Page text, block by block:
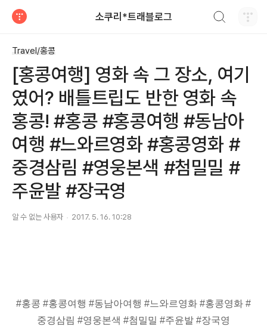
소쿠리*트래블로그
Travel/홍콩
[홍콩여행] 영화 속 그 장소, 여기
였어? 배틀트립도 반한 영화 속
홍콩! #홍콩 #홍콩여행 #동남아
여행 #느와르영화 #홍콩영화 #
중경삼림 #영웅본색 #첨밀밀 #
주윤발 #장국영
알 수 없는 사용자 2017. 5. 16. 10:28
#홍콩 #홍콩여행 #동남아여행 #느와르영화 #홍콩영화 #
중경삼림 #영웅본색 #첨밀밀 #주윤발 #장국영